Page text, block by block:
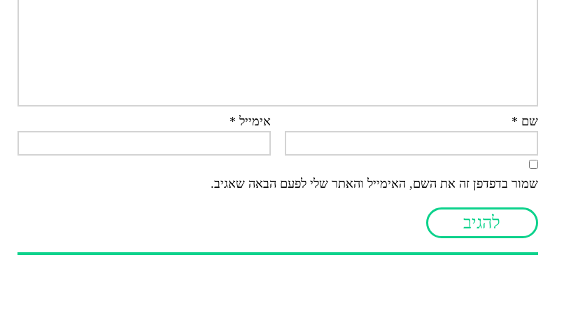
שם * אימייל *
שמור בדפדפן זה את השם, האימייל והאתר שלי לפעם הבאה שאגיב.